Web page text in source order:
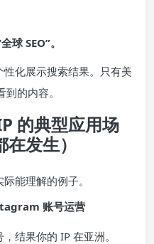
球 SEO”。
化展示搜索结果。只有美
的内容。
的典型应用场
发生）
能理解的例子。
账号运营
结果你的 IP 在亚洲。